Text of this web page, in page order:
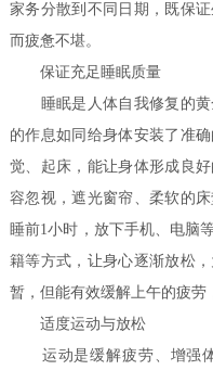
家务分散到不同日期，既保
而疲惫不堪。
保证充足睡眠质量
睡眠是人体自我修复的黄
的作息如同给身体安装了准
觉、起床，能让身体形成良
容忽视，遮光窗帘、柔软的
睡前1小时，放下手机、电脑
籍等方式，让身心逐渐放松
暂，但能有效缓解上午的疲劳
适度运动与放松
运动是缓解疲劳、增强体